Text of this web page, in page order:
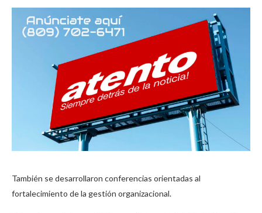
También se desarrollaron conferencias orientadas al
fortalecimiento de la gestión organizacional.